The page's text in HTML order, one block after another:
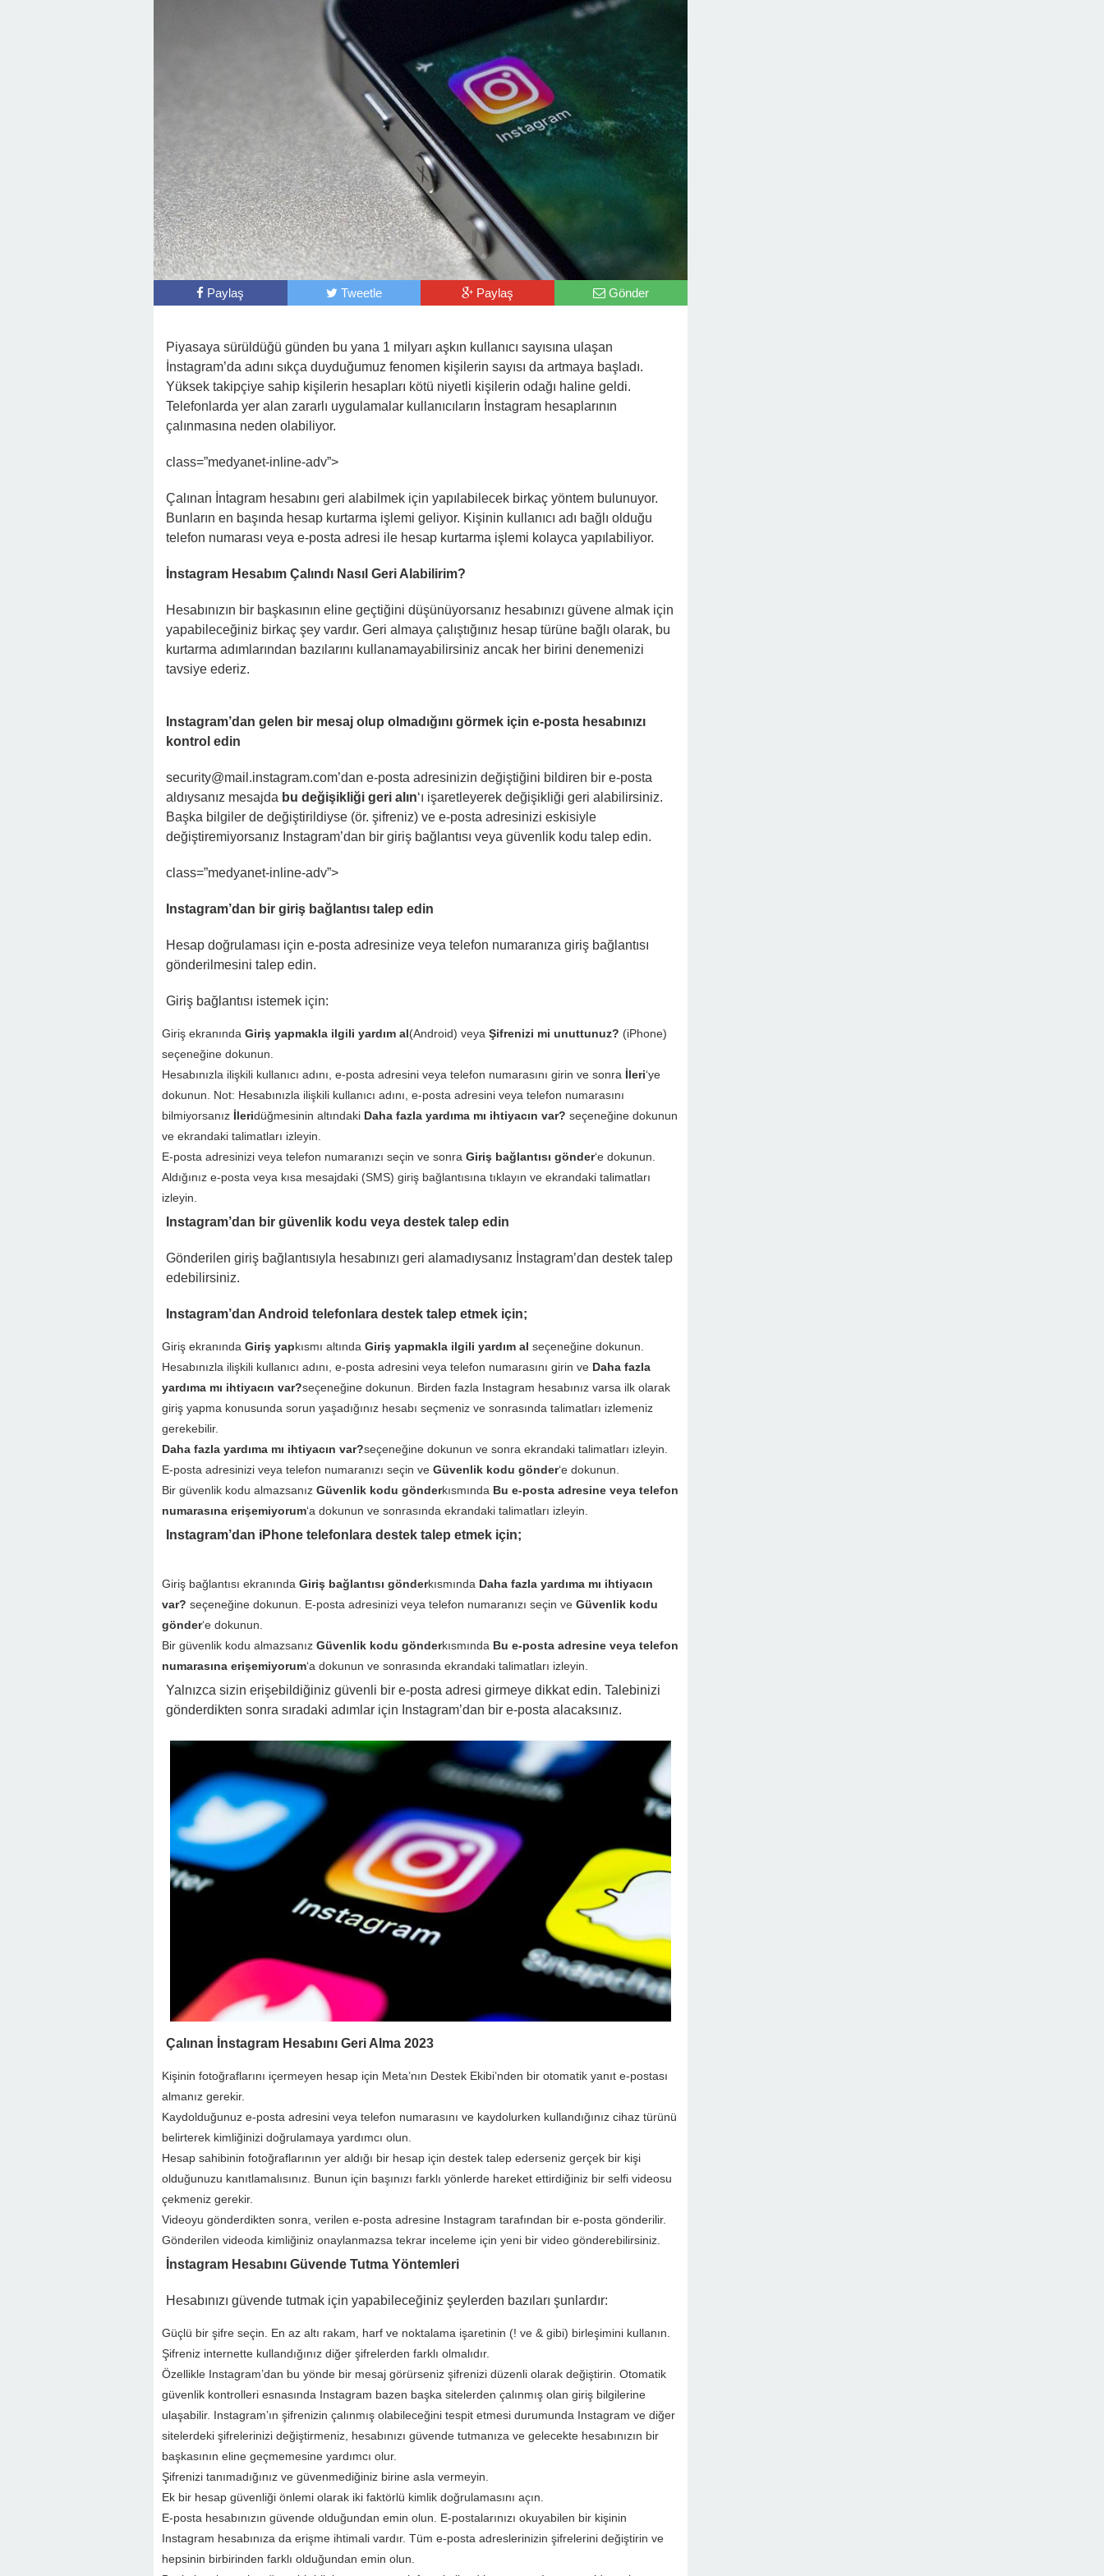
Paylaş Tweetle Paylaş Gönder
Piyasaya sürüldüğü günden bu yana 1 milyarı aşkın kullanıcı sayısına ulaşan
İnstagram’da adını sıkça duyduğumuz fenomen kişilerin sayısı da artmaya başladı.
Yüksek takipçiye sahip kişilerin hesapları kötü niyetli kişilerin odağı haline geldi.
Telefonlarda yer alan zararlı uygulamalar kullanıcıların İnstagram hesaplarının
çalınmasına neden olabiliyor.
class=”medyanet-inline-adv”>
Çalınan İntagram hesabını geri alabilmek için yapılabilecek birkaç yöntem bulunuyor.
Bunların en başında hesap kurtarma işlemi geliyor. Kişinin kullanıcı adı bağlı olduğu
telefon numarası veya e-posta adresi ile hesap kurtarma işlemi kolayca yapılabiliyor.
İnstagram Hesabım Çalındı Nasıl Geri Alabilirim?
Hesabınızın bir başkasının eline geçtiğini düşünüyorsanız hesabınızı güvene almak için
yapabileceğiniz birkaç şey vardır. Geri almaya çalıştığınız hesap türüne bağlı olarak, bu
kurtarma adımlarından bazılarını kullanamayabilirsiniz ancak her birini denemenizi
tavsiye ederiz.
Instagram’dan gelen bir mesaj olup olmadığını görmek için e-posta hesabınızı
kontrol edin
security@mail.instagram.com’dan e-posta adresinizin değiştiğini bildiren bir e-posta
aldıysanız mesajda bu değişikliği geri alın‘ı işaretleyerek değişikliği geri alabilirsiniz.
Başka bilgiler de değiştirildiyse (ör. şifreniz) ve e-posta adresinizi eskisiyle
değiştiremiyorsanız Instagram’dan bir giriş bağlantısı veya güvenlik kodu talep edin.
class=”medyanet-inline-adv”>
Instagram’dan bir giriş bağlantısı talep edin
Hesap doğrulaması için e-posta adresinize veya telefon numaranıza giriş bağlantısı
gönderilmesini talep edin.
Giriş bağlantısı istemek için:
Giriş ekranında Giriş yapmakla ilgili yardım al(Android) veya Şifrenizi mi unuttunuz? (iPhone)
seçeneğine dokunun.
Hesabınızla ilişkili kullanıcı adını, e-posta adresini veya telefon numarasını girin ve sonra İleri‘ye
dokunun. Not: Hesabınızla ilişkili kullanıcı adını, e-posta adresini veya telefon numarasını
bilmiyorsanız İleridüğmesinin altındaki Daha fazla yardıma mı ihtiyacın var? seçeneğine dokunun
ve ekrandaki talimatları izleyin.
E-posta adresinizi veya telefon numaranızı seçin ve sonra Giriş bağlantısı gönder‘e dokunun.
Aldığınız e-posta veya kısa mesajdaki (SMS) giriş bağlantısına tıklayın ve ekrandaki talimatları
izleyin.
Instagram’dan bir güvenlik kodu veya destek talep edin
Gönderilen giriş bağlantısıyla hesabınızı geri alamadıysanız İnstagram’dan destek talep
edebilirsiniz.
Instagram’dan Android telefonlara destek talep etmek için;
Giriş ekranında Giriş yapkısmı altında Giriş yapmakla ilgili yardım al seçeneğine dokunun.
Hesabınızla ilişkili kullanıcı adını, e-posta adresini veya telefon numarasını girin ve Daha fazla
yardıma mı ihtiyacın var?seçeneğine dokunun. Birden fazla Instagram hesabınız varsa ilk olarak
giriş yapma konusunda sorun yaşadığınız hesabı seçmeniz ve sonrasında talimatları izlemeniz
gerekebilir.
Daha fazla yardıma mı ihtiyacın var?seçeneğine dokunun ve sonra ekrandaki talimatları izleyin.
E-posta adresinizi veya telefon numaranızı seçin ve Güvenlik kodu gönder‘e dokunun.
Bir güvenlik kodu almazsanız Güvenlik kodu gönderkısmında Bu e-posta adresine veya telefon
numarasına erişemiyorum‘a dokunun ve sonrasında ekrandaki talimatları izleyin.
Instagram’dan iPhone telefonlara destek talep etmek için;
Giriş bağlantısı ekranında Giriş bağlantısı gönderkısmında Daha fazla yardıma mı ihtiyacın
var? seçeneğine dokunun. E-posta adresinizi veya telefon numaranızı seçin ve Güvenlik kodu
gönder‘e dokunun.
Bir güvenlik kodu almazsanız Güvenlik kodu gönderkısmında Bu e-posta adresine veya telefon
numarasına erişemiyorum‘a dokunun ve sonrasında ekrandaki talimatları izleyin.
Yalnızca sizin erişebildiğiniz güvenli bir e-posta adresi girmeye dikkat edin. Talebinizi
gönderdikten sonra sıradaki adımlar için Instagram’dan bir e-posta alacaksınız.
Çalınan İnstagram Hesabını Geri Alma 2023
Kişinin fotoğraflarını içermeyen hesap için Meta’nın Destek Ekibi’nden bir otomatik yanıt e-postası
almanız gerekir.
Kaydolduğunuz e-posta adresini veya telefon numarasını ve kaydolurken kullandığınız cihaz türünü
belirterek kimliğinizi doğrulamaya yardımcı olun.
Hesap sahibinin fotoğraflarının yer aldığı bir hesap için destek talep ederseniz gerçek bir kişi
olduğunuzu kanıtlamalısınız. Bunun için başınızı farklı yönlerde hareket ettirdiğiniz bir selfi videosu
çekmeniz gerekir.
Videoyu gönderdikten sonra, verilen e-posta adresine Instagram tarafından bir e-posta gönderilir.
Gönderilen videoda kimliğiniz onaylanmazsa tekrar inceleme için yeni bir video gönderebilirsiniz.
İnstagram Hesabını Güvende Tutma Yöntemleri
Hesabınızı güvende tutmak için yapabileceğiniz şeylerden bazıları şunlardır:
Güçlü bir şifre seçin. En az altı rakam, harf ve noktalama işaretinin (! ve & gibi) birleşimini kullanın.
Şifreniz internette kullandığınız diğer şifrelerden farklı olmalıdır.
Özellikle Instagram’dan bu yönde bir mesaj görürseniz şifrenizi düzenli olarak değiştirin. Otomatik
güvenlik kontrolleri esnasında Instagram bazen başka sitelerden çalınmış olan giriş bilgilerine
ulaşabilir. Instagram’ın şifrenizin çalınmış olabileceğini tespit etmesi durumunda Instagram ve diğer
sitelerdeki şifrelerinizi değiştirmeniz, hesabınızı güvende tutmanıza ve gelecekte hesabınızın bir
başkasının eline geçmemesine yardımcı olur.
Şifrenizi tanımadığınız ve güvenmediğiniz birine asla vermeyin.
Ek bir hesap güvenliği önlemi olarak iki faktörlü kimlik doğrulamasını açın.
E-posta hesabınızın güvende olduğundan emin olun. E-postalarınızı okuyabilen bir kişinin
Instagram hesabınıza da erişme ihtimali vardır. Tüm e-posta adreslerinizin şifrelerini değiştirin ve
hepsinin birbirinden farklı olduğundan emin olun.